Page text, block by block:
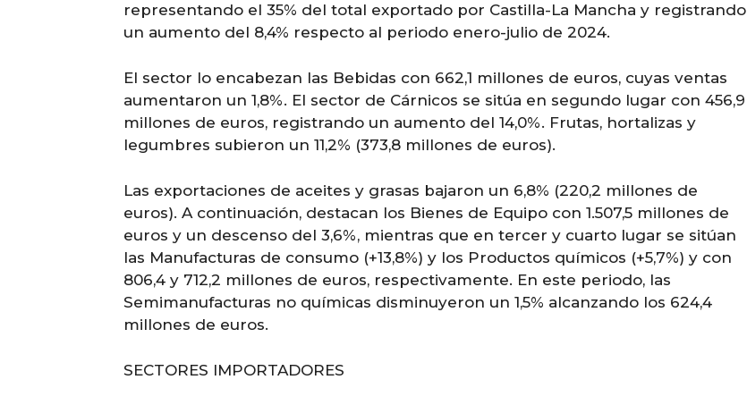
representando el 35% del total exportado por Castilla-La Mancha y registrando
un aumento del 8,4% respecto al periodo enero-julio de 2024.
El sector lo encabezan las Bebidas con 662,1 millones de euros, cuyas ventas
aumentaron un 1,8%. El sector de Cárnicos se sitúa en segundo lugar con 456,9
millones de euros, registrando un aumento del 14,0%. Frutas, hortalizas y
legumbres subieron un 11,2% (373,8 millones de euros).
Las exportaciones de aceites y grasas bajaron un 6,8% (220,2 millones de
euros). A continuación, destacan los Bienes de Equipo con 1.507,5 millones de
euros y un descenso del 3,6%, mientras que en tercer y cuarto lugar se sitúan
las Manufacturas de consumo (+13,8%) y los Productos químicos (+5,7%) y con
806,4 y 712,2 millones de euros, respectivamente. En este periodo, las
Semimanufacturas no químicas disminuyeron un 1,5% alcanzando los 624,4
millones de euros.
SECTORES IMPORTADORES